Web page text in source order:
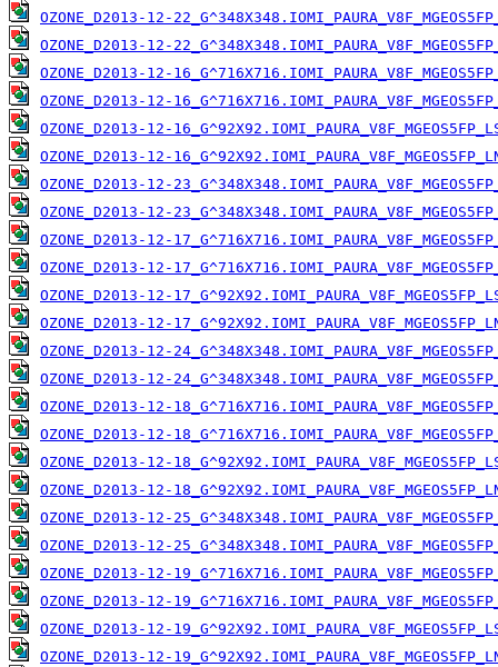
OZONE_D2013-12-
OZONE_D2013-12-
OZONE_D2013-12-
OZONE_D2013-12-
OZONE_D2013-12-
OZONE_D2013-12-
OZONE_D2013-12-
OZONE_D2013-12-
OZONE_D2013-12-
OZONE_D2013-12-
OZONE_D2013-12-
OZONE_D2013-12-
OZONE_D2013-12-
OZONE_D2013-12-
OZONE_D2013-12-
OZONE_D2013-12-
OZONE_D2013-12-
OZONE_D2013-12-
OZONE_D2013-12-
OZONE_D2013-12-
OZONE_D2013-12-
OZONE_D2013-12-
OZONE_D2013-12-
OZONE_D2013-12-